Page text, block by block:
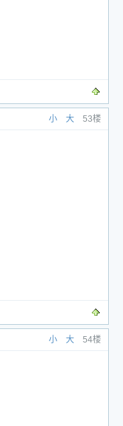
小 大 53楼
小 大 54楼